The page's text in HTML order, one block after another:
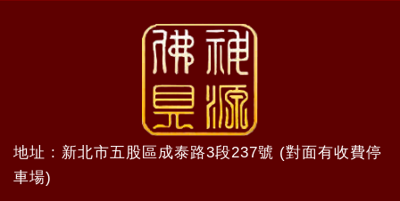
地址 : 新北市五股區成泰路3段237號 (對面有收費停
車場)